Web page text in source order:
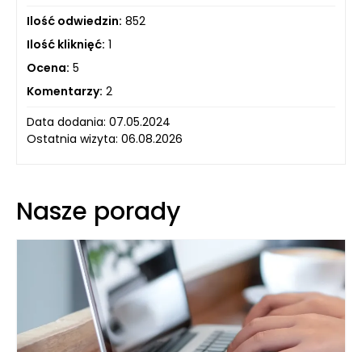
Ilość odwiedzin: 852
Ilość kliknięć: 1
Ocena: 5
Komentarzy: 2
Data dodania: 07.05.2024
Ostatnia wizyta: 06.08.2026
Nasze porady